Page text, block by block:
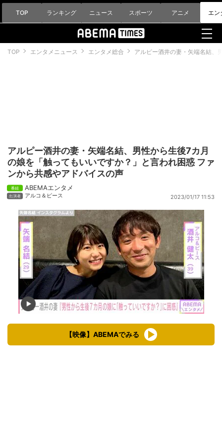
TOP ランキング ニュース スポーツ アニメ エン
TOP エンタメニュース エンタメ総合 アルピー酒井の妻・矢端名結、
アルピー酒井の妻・矢端名結、男性から生後7カ月
の娘を「触ってもいいですか？」と言われ困惑 ファ
ンから共感やアドバイスの声
ABEMAエンタメ
アルコ＆ピース 2023/01/17 11:53
【映像】ABEMAでみる